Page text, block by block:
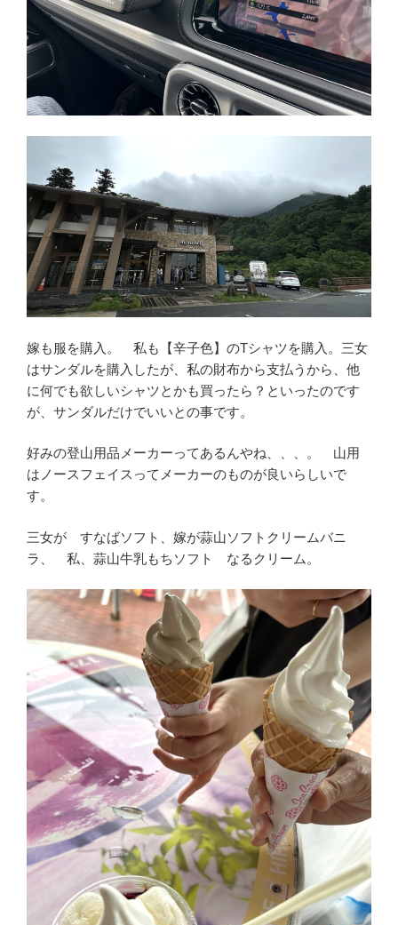
嫁も服を購入。 私も【辛子色】のTシャツを購入。三女
はサンダルを購入したが、私の財布から支払うから、他
に何でも欲しいシャツとかも買ったら？といったのです
が、サンダルだけでいいとの事です。
好みの登山用品メーカーってあるんやね、、、。 山用
はノースフェイスってメーカーのものが良いらしいで
す。
三女が すなばソフト、嫁が蒜山ソフトクリームバニ
ラ、 私、蒜山牛乳もちソフト なるクリーム。